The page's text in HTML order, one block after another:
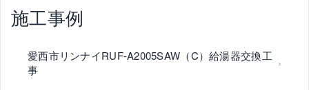
施工事例
愛西市リンナイRUF-A2005SAW（C）給湯器交換工
事